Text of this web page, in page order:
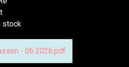
stock
- 06.2026.pdf